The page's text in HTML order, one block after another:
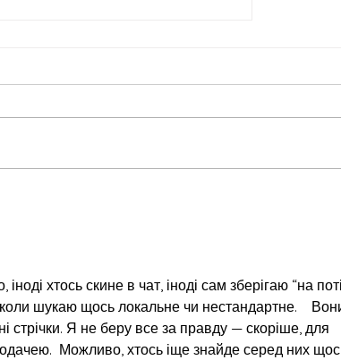
хтось скине в чат, іноді сам зберігаю “на
шукаю щось локальне чи нестандартне.
стрічки. Я не беру все за правду — скоріше, для
Можливо, хтось іще знайде серед них